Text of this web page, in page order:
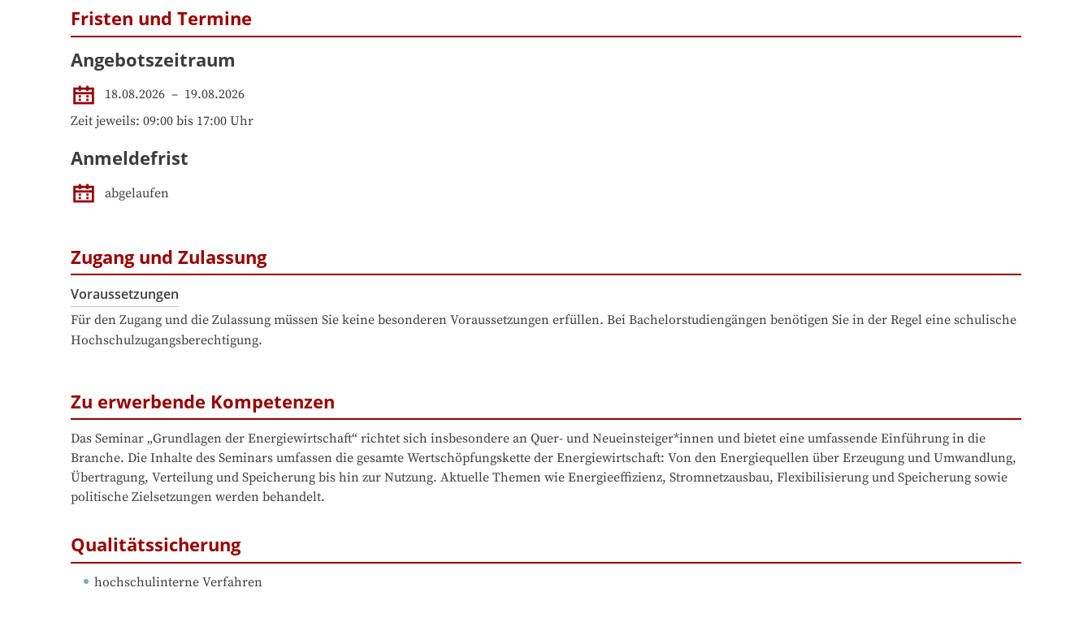
Fristen und Termine
Angebotszeitraum
18.08.2026 – 19.08.2026
Zeit jeweils: 09:00 bis 17:00 Uhr
Anmeldefrist
abgelaufen
Zugang und Zulassung
Voraussetzungen
Für den Zugang und die Zulassung müssen Sie keine besonderen Voraussetzungen erfüllen. Bei Bachelorstudiengängen benötigen Sie in der Regel eine schulische
Hochschulzugangsberechtigung.
Zu erwerbende Kompetenzen
Das Seminar „Grundlagen der Energiewirtschaft“ richtet sich insbesondere an Quer- und Neueinsteiger*innen und bietet eine umfassende Einführung in die
Branche. Die Inhalte des Seminars umfassen die gesamte Wertschöpfungskette der Energiewirtschaft: Von den Energiequellen über Erzeugung und Umwandlung,
Übertragung, Verteilung und Speicherung bis hin zur Nutzung. Aktuelle Themen wie Energieeffizienz, Stromnetzausbau, Flexibilisierung und Speicherung sowie
politische Zielsetzungen werden behandelt.
Qualitätssicherung
hochschulinterne Verfahren